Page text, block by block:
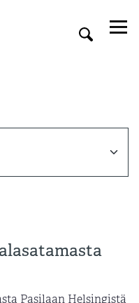
Pasilaan Helsingistä